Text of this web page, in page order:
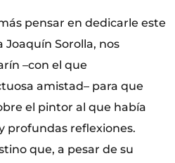
pensar en dedicarle este
Sorolla, nos
–con el que
amistad– para que
el pintor al que había
profundas reflexiones.
que, a pesar de su